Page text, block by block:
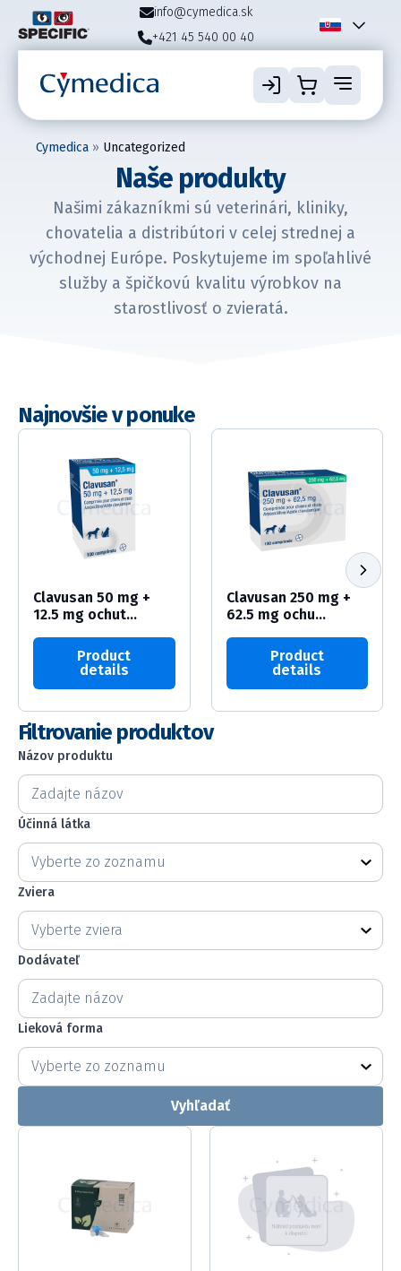
info@cymedica.sk
+421 45 540 00 40
Cymedica » Uncategorized
Naše produkty
Našimi zákazníkmi sú veterinári, kliniky,
chovatelia a distribútori v celej strednej a
východnej Európe. Poskytujeme im spoľahlivé
služby a špičkovú kvalitu výrobkov na
starostlivosť o zvieratá.
Najnovšie v ponuke
Clavusan 50 mg +
12.5 mg ochut...
Product
details
Clavusan 250 mg +
62.5 mg ochu...
Product
details
Filtrovanie produktov
Názov produktu
Názov produktu
Názov produktu
Účinná látka
Účinná látka
Účinná látka
Účinná látka
Zviera
Zviera
Zviera
Zviera
Dodávateľ
Dodávateľ
Dodávateľ
Lieková forma
Lieková forma
Lieková forma
Lieková forma
Vyhľadať